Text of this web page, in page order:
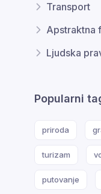
Transport
Apstraktna
Ljudska
Popularni
priroda
turizam
putovanje